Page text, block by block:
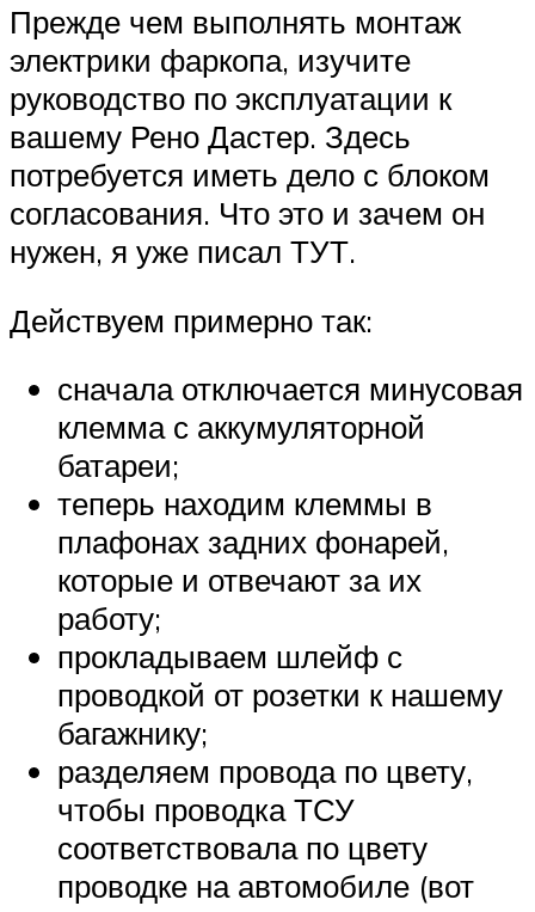
Прежде чем выполнять монтаж
электрики фаркопа, изучите
руководство по эксплуатации к
вашему Рено Дастер. Здесь
потребуется иметь дело с блоком
согласования. Что это и зачем он
нужен, я уже писал ТУТ.
Действуем примерно так:
сначала отключается минусовая
клемма с аккумуляторной
батареи;
теперь находим клеммы в
плафонах задних фонарей,
которые и отвечают за их
работу;
прокладываем шлейф с
проводкой от розетки к нашему
багажнику;
разделяем провода по цвету,
чтобы проводка ТСУ
соответствовала по цвету
проводке на автомобиле (вот